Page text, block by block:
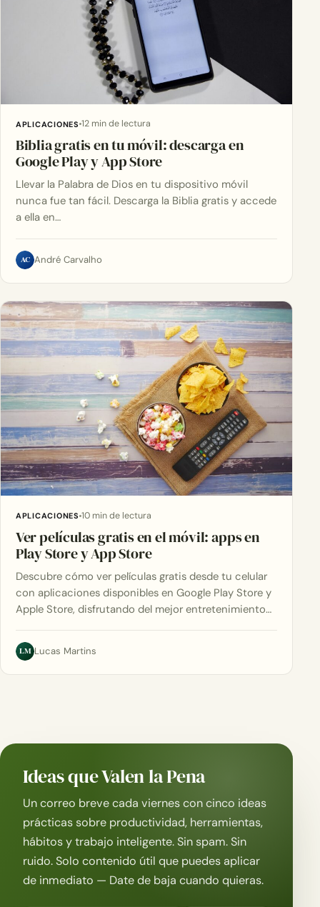
APLICACIONES 12 min de lectura
Biblia gratis en tu móvil: descarga en
Google Play y App Store
Llevar la Palabra de Dios en tu dispositivo móvil
nunca fue tan fácil. Descarga la Biblia gratis y accede
a ella en…
AC André Carvalho
APLICACIONES 10 min de lectura
Ver películas gratis en el móvil: apps en
Play Store y App Store
Descubre cómo ver películas gratis desde tu celular
con aplicaciones disponibles en Google Play Store y
Apple Store, disfrutando del mejor entretenimiento…
LM Lucas Martins
Ideas que Valen la Pena
Un correo breve cada viernes con cinco ideas
prácticas sobre productividad, herramientas,
hábitos y trabajo inteligente. Sin spam. Sin
ruido. Solo contenido útil que puedes aplicar
de inmediato — Date de baja cuando quieras.